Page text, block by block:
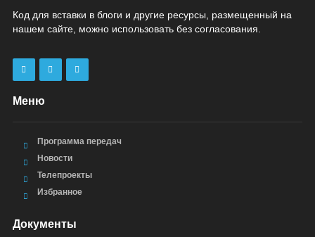
Код для вставки в блоги и другие ресурсы, размещенный на
нашем сайте, можно использовать без согласования.
Меню
Программа передач
Новости
Телепроекты
Избранное
Документы